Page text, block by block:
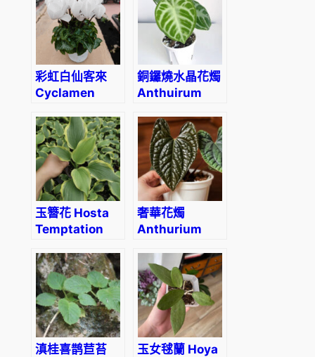
彩虹白仙客來
Cyclamen
White’
銅鑼燒水晶花燭
Anthuirum
‘Dorayaki’
玉簪花 Hosta
Temptation
奢華花燭
Anthurium
滇桂喜鹊苣苔
玉女毬蘭 Hoya